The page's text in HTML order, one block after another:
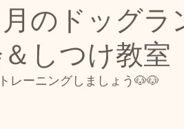
のご報告 おやつ販売 お
月のドッグ
しつけ教室
レーニングしましょう🐶🐶